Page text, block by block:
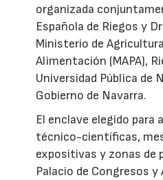
organizada
Española de Riegos y
Ministerio de
Alimentación (MAPA),
Universidad Pública de
Gobierno de Navarra.
El enclave elegido para
técnico-científicas,
expositivas y zonas de
Palacio de Congresos